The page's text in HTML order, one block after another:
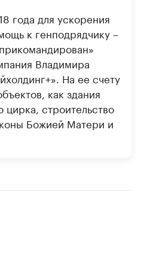
года для ускорения
к генподрядчику –
Владимира
На ее счету
как здания
цирка, строительство
Божией Матери и